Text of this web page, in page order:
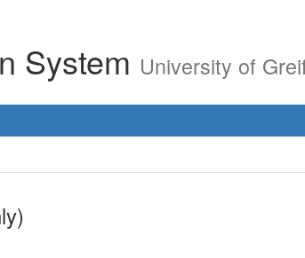
System University of